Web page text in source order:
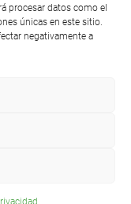
procesar datos como el
únicas en este sitio.
negativamente a
legal